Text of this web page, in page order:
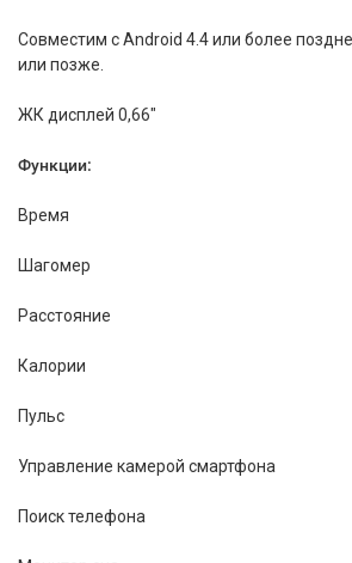
Совместим с Android 4.4 или более
или позже.
ЖК дисплей 0,66"
Функции:
Время
Шагомер
Расстояние
Калории
Пульс
Управление камерой смартфона
Поиск телефона